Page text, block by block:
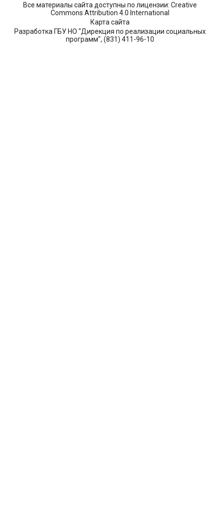
Все материалы сайта доступны по лицензии: Creative
Commons Attribution 4.0 International
Карта сайта
Разработка ГБУ НО "Дирекция по реализации социальных
программ", (831) 411-96-10